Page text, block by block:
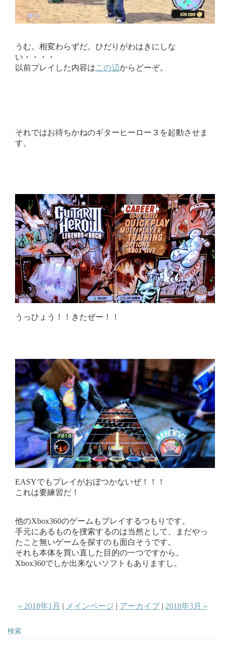
うむ。相変わらずだ。ひだりがわはきにしな
い・・・・
以前プレイした内容はこの辺からどーぞ。
それではお待ちかねのギターヒーロー３を起動させま
す。
うっひょう！！きたぜー！！
EASYでもプレイがおぼつかないぜ！！！
これは要練習だ！
他のXbox360のゲームもプレイするつもりです。
手元にあるものを捜索するのは当然として、まだやっ
たこと無いゲームを探すのも面白そうです。
それも本体を買い直した目的の一つですから。
Xbox360でしか出来ないソフトもありますし。
« 2018年1月 | メインページ | アーカイブ| 2018年3月 »
検索